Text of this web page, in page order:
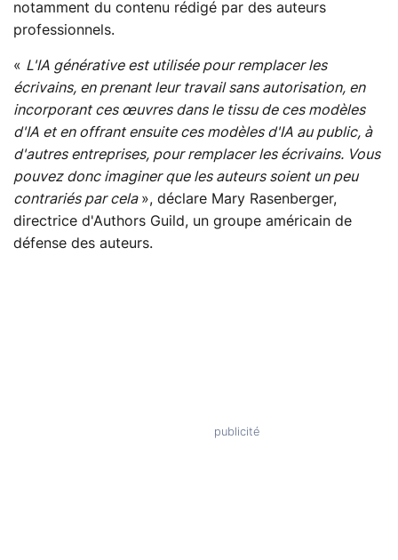
notamment du contenu rédigé par des auteurs
professionnels.
« L'IA générative est utilisée pour remplacer les
écrivains, en prenant leur travail sans autorisation, en
incorporant ces œuvres dans le tissu de ces modèles
d'IA et en offrant ensuite ces modèles d'IA au public, à
d'autres entreprises, pour remplacer les écrivains. Vous
pouvez donc imaginer que les auteurs soient un peu
contrariés par cela », déclare Mary Rasenberger,
directrice d'Authors Guild, un groupe américain de
défense des auteurs.